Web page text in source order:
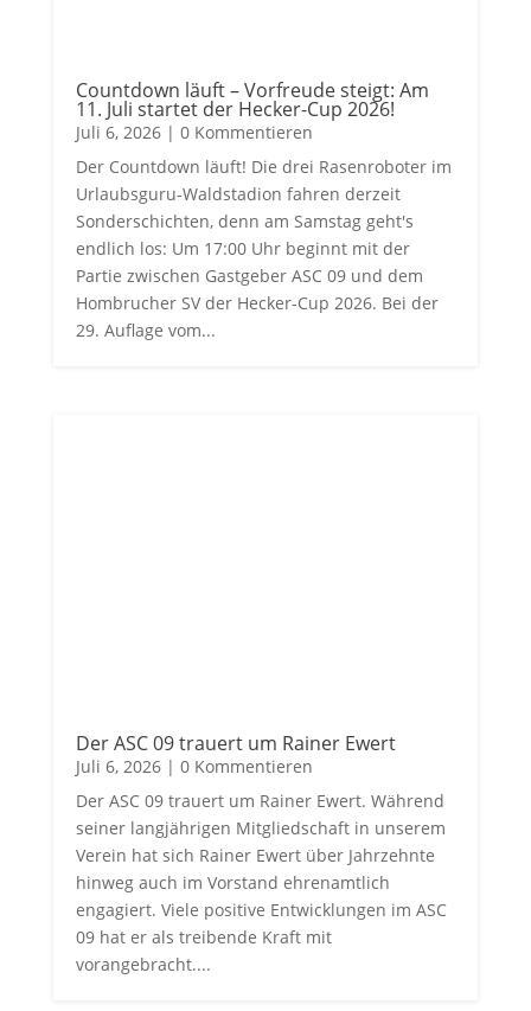
Countdown läuft – Vorfreude steigt: Am
11. Juli startet der Hecker-Cup 2026!
Juli 6, 2026| 0 Kommentieren
Der Countdown läuft! Die drei Rasenroboter im
Urlaubsguru-Waldstadion fahren derzeit
Sonderschichten, denn am Samstag geht's
endlich los: Um 17:00 Uhr beginnt mit der
Partie zwischen Gastgeber ASC 09 und dem
Hombrucher SV der Hecker-Cup 2026. Bei der
29. Auflage vom...
Der ASC 09 trauert um Rainer Ewert
Juli 6, 2026| 0 Kommentieren
Der ASC 09 trauert um Rainer Ewert. Während
seiner langjährigen Mitgliedschaft in unserem
Verein hat sich Rainer Ewert über Jahrzehnte
hinweg auch im Vorstand ehrenamtlich
engagiert. Viele positive Entwicklungen im ASC
09 hat er als treibende Kraft mit
vorangebracht....